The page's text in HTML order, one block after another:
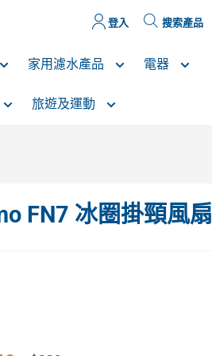
登入 搜索產品
家用濾水產品 電器
旅遊及運動
FN7 冰圈掛頸風扇